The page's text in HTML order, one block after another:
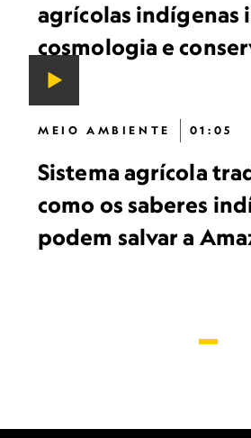
agrícolas indígenas
cosmologia e
MEIO AMBIENTE 01:05
Sistema agrícola
como os saberes
podem salvar a